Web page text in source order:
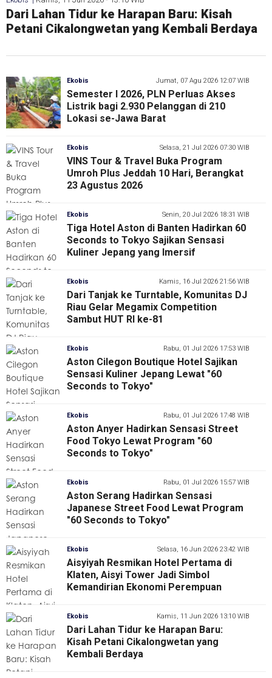
Semester I 2026, PLN Perluas Akses Listrik
bagi 2.930 Pelanggan di 210 Lokasi se-Jawa
Dari Lahan Tidur ke Harapan Baru: Kisah
Petani Cikalongwetan yang Kembali Berdaya
Ketua BUMDes Kujang Mandiri Leuwikujang,
Catat Kemajuan Pesat dalam Pengelolaan
WOW! Sambut Arus Lebaran 2026, ASDP
Sulap Pelabuhan Merak Lebih Aman & Ramah
Keberhasilan BUMdes Sukahaji Dalam
Pengelolaan Ternak Bebek Peking dan
Ekobis Jumat, 07 Agu 2026 12:07 WIB
Semester I 2026, PLN Perluas Akses
Listrik bagi 2.930 Pelanggan di 210
Lokasi se-Jawa Barat
Ekobis Selasa, 21 Jul 2026 07:30 WIB
VINS Tour & Travel Buka Program
Umroh Plus Jeddah 10 Hari, Berangkat
23 Agustus 2026
Ekobis Senin, 20 Jul 2026 18:31 WIB
Tiga Hotel Aston di Banten Hadirkan 60
Seconds to Tokyo Sajikan Sensasi
Kuliner Jepang yang Imersif
Ekobis Kamis, 16 Jul 2026 21:56 WIB
Dari Tanjak ke Turntable, Komunitas DJ
Riau Gelar Megamix Competition
Sambut HUT RI ke-81
Ekobis Rabu, 01 Jul 2026 17:53 WIB
Aston Cilegon Boutique Hotel Sajikan
Sensasi Kuliner Jepang Lewat "60
Seconds to Tokyo"
Ekobis Rabu, 01 Jul 2026 17:48 WIB
Aston Anyer Hadirkan Sensasi Street
Food Tokyo Lewat Program "60
Seconds to Tokyo"
Ekobis Rabu, 01 Jul 2026 15:57 WIB
Aston Serang Hadirkan Sensasi
Japanese Street Food Lewat Program
"60 Seconds to Tokyo"
Ekobis Selasa, 16 Jun 2026 23:42 WIB
Aisyiyah Resmikan Hotel Pertama di
Klaten, Aisyi Tower Jadi Simbol
Kemandirian Ekonomi Perempuan
Ekobis Kamis, 11 Jun 2026 13:10 WIB
Dari Lahan Tidur ke Harapan Baru:
Kisah Petani Cikalongwetan yang
Kembali Berdaya